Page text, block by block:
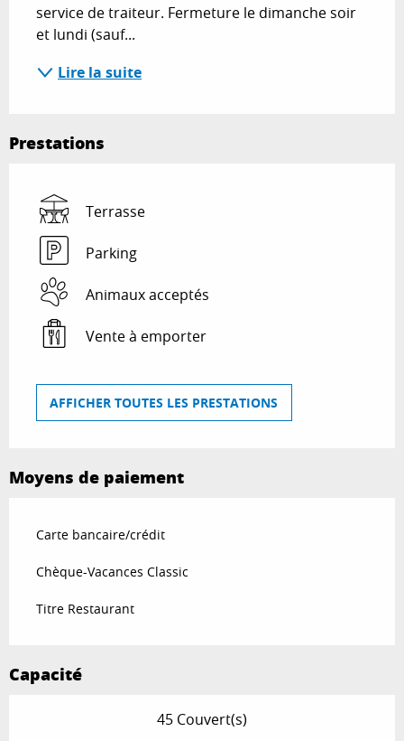
service de traiteur. Fermeture le dimanche soir
et lundi (sauf...
Lire la suite
Prestations
Terrasse
Parking
Animaux acceptés
Vente à emporter
AFFICHER TOUTES LES PRESTATIONS
Moyens de paiement
Carte bancaire/crédit
Chèque-Vacances Classic
Titre Restaurant
Capacité
45 Couvert(s)